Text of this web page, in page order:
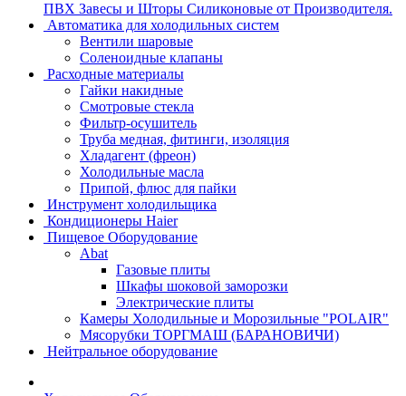
ПВХ Завесы и Шторы Силиконовые от Производителя.
Автоматика для холодильных систем
Вентили шаровые
Соленоидные клапаны
Расходные материалы
Гайки накидные
Смотровые стекла
Фильтр-осушитель
Труба медная, фитинги, изоляция
Хладагент (фреон)
Холодильные масла
Припой, флюс для пайки
Инструмент холодильщика
Кондиционеры Haier
Пищевое Оборудование
Abat
Газовые плиты
Шкафы шоковой заморозки
Электрические плиты
Камеры Холодильные и Морозильные "POLAIR"
Мясорубки ТОРГМАШ (БАРАНОВИЧИ)
Нейтральное оборудование